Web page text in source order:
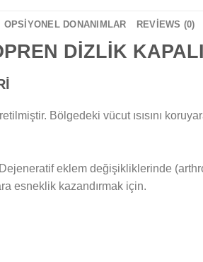
OPSİYONEL DONANIMLAR REVIEWS (0)
DİZLİK
Bölgedeki vücut ısısını
eklem değişikliklerinde
esneklik kazandırmak için.